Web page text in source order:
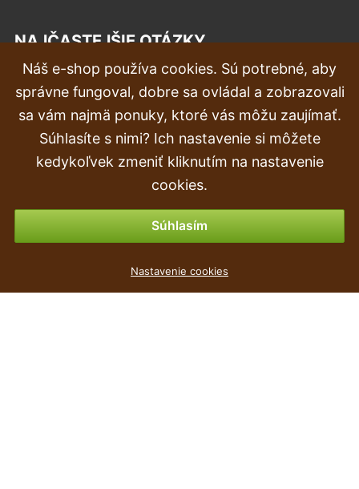
NAJČASTEJŠIE OTÁZKY
Reklamácia
Doprava a doručenie
Objednávka
Vrátenie tovaru & vrátenie peňazí
Náš e-shop používa cookies. Sú potrebné, aby
správne fungoval, dobre sa ovládal a zobrazovali
sa vám najmä ponuky, ktoré vás môžu zaujímať.
Súhlasíte s nimi? Ich nastavenie si môžete
kedykoľvek zmeniť kliknutím na nastavenie
cookies.
Súhlasím
Nastavenie cookies